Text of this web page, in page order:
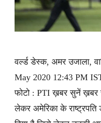
वर्ल्ड डेस्क, अमर उजाला,
May 2020 12:43 PM
फोटो : PTI ख़बर सुनें ख़बर
लेकर अमेरिका के राष्ट्रपति